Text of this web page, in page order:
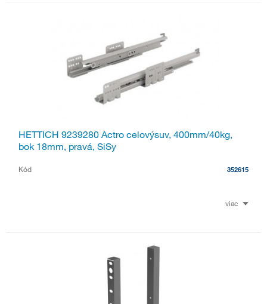
HETTICH 9239280 Actro celovýsuv, 400mm/40kg,
bok 18mm, pravá, SiSy
Kód 352615
viac